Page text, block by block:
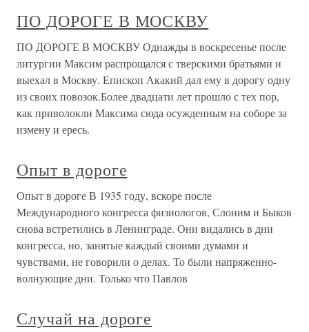
ПО ДОРОГЕ В МОСКВУ
ПО ДОРОГЕ В МОСКВУ Однажды в воскресенье после
литургии Максим распрощался с тверскими братьями и
выехал в Москву. Епископ Акакий дал ему в дорогу одну
из своих повозок.Более двадцати лет прошло с тех пор,
как приволокли Максима сюда осужденным на соборе за
измену и ересь.
Опыт в дороге
Опыт в дороге В 1935 году, вскоре после
Международного конгресса физиологов, Слоним и Быков
снова встретились в Ленинграде. Они видались в дни
конгресса, но, занятые каждый своими думами и
чувствами, не говорили о делах. То были напряженно-
волнующие дни. Только что Павлов
Случай на дороге